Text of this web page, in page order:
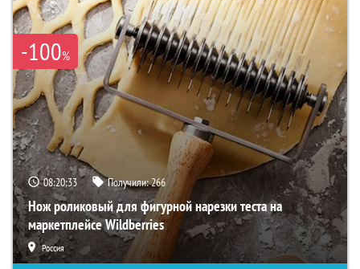
-100%
08:20:32 Получили:266
Нож роликовый для фигурной нарезки теста на
маркетплейсе Wildberries
Россия